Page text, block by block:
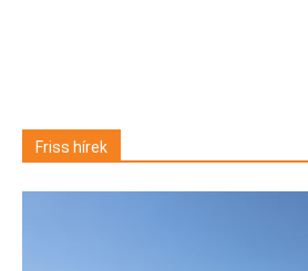
Friss hírek